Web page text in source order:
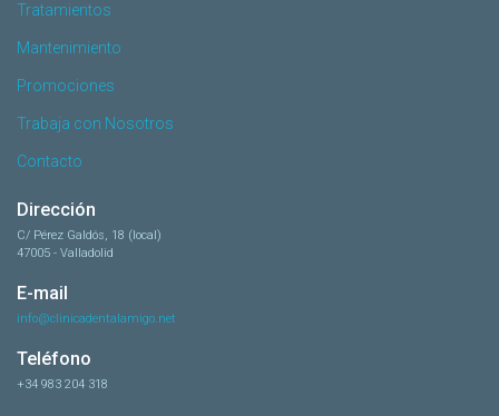
Tratamientos
Mantenimiento
Promociones
Trabaja con Nosotros
Contacto
Dirección
C/ Pérez Galdós, 18 (local)
47005 - Valladolid
E-mail
info@clinicadentalamigo.net
Teléfono
+34 983 204 318